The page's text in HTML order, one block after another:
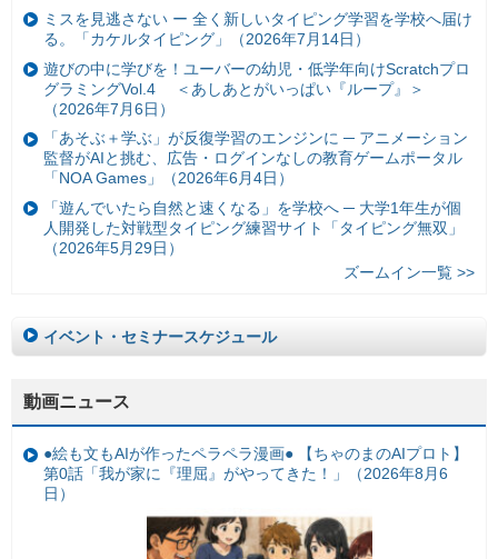
ミスを見逃さない ー 全く新しいタイピング学習を学校へ届け
る。「カケルタイピング」（2026年7月14日）
遊びの中に学びを！ユーバーの幼児・低学年向けScratchプロ
グラミングVol.4 ＜あしあとがいっぱい『ループ』＞
（2026年7月6日）
「あそぶ＋学ぶ」が反復学習のエンジンに ─ アニメーション
監督がAIと挑む、広告・ログインなしの教育ゲームポータル
「NOA Games」（2026年6月4日）
「遊んでいたら自然と速くなる」を学校へ ─ 大学1年生が個
人開発した対戦型タイピング練習サイト「タイピング無双」
（2026年5月29日）
ズームイン一覧 >>
イベント・セミナースケジュール
動画ニュース
●絵も文もAIが作ったペラペラ漫画● 【ちゃのまのAIプロト】
第0話「我が家に『理屈』がやってきた！」（2026年8月6
日）